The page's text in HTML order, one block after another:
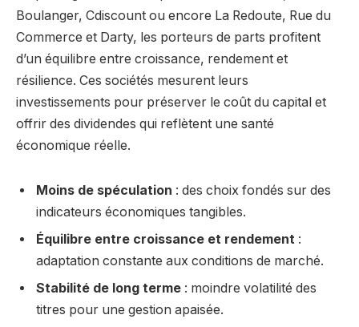
Boulanger, Cdiscount ou encore La Redoute, Rue du
Commerce et Darty, les porteurs de parts profitent
d’un équilibre entre croissance, rendement et
résilience. Ces sociétés mesurent leurs
investissements pour préserver le coût du capital et
offrir des dividendes qui reflètent une santé
économique réelle.
Moins de spéculation : des choix fondés sur des
indicateurs économiques tangibles.
Équilibre entre croissance et rendement :
adaptation constante aux conditions de marché.
Stabilité de long terme : moindre volatilité des
titres pour une gestion apaisée.